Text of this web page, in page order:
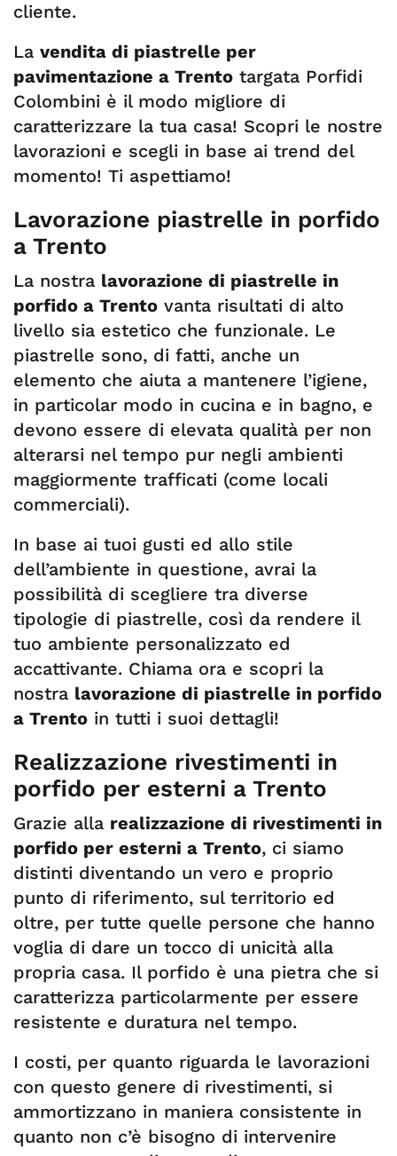
cliente.
La vendita di piastrelle per
pavimentazione a Trento targata Porfidi
Colombini è il modo migliore di
caratterizzare la tua casa! Scopri le nostre
lavorazioni e scegli in base ai trend del
momento! Ti aspettiamo!
Lavorazione piastrelle in porfido
a Trento
La nostra lavorazione di piastrelle in
porfido a Trento vanta risultati di alto
livello sia estetico che funzionale. Le
piastrelle sono, di fatti, anche un
elemento che aiuta a mantenere l’igiene,
in particolar modo in cucina e in bagno, e
devono essere di elevata qualità per non
alterarsi nel tempo pur negli ambienti
maggiormente trafficati (come locali
commerciali).
In base ai tuoi gusti ed allo stile
dell’ambiente in questione, avrai la
possibilità di scegliere tra diverse
tipologie di piastrelle, così da rendere il
tuo ambiente personalizzato ed
accattivante. Chiama ora e scopri la
nostra lavorazione di piastrelle in porfido
a Trento in tutti i suoi dettagli!
Realizzazione rivestimenti in
porfido per esterni a Trento
Grazie alla realizzazione di rivestimenti in
porfido per esterni a Trento, ci siamo
distinti diventando un vero e proprio
punto di riferimento, sul territorio ed
oltre, per tutte quelle persone che hanno
voglia di dare un tocco di unicità alla
propria casa. Il porfido è una pietra che si
caratterizza particolarmente per essere
resistente e duratura nel tempo.
I costi, per quanto riguarda le lavorazioni
con questo genere di rivestimenti, si
ammortizzano in maniera consistente in
quanto non c’è bisogno di intervenire